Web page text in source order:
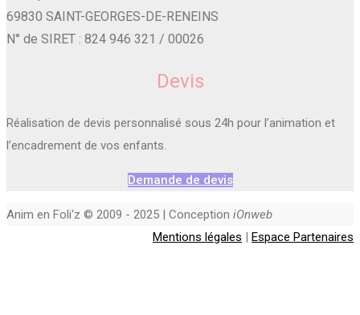
69830 SAINT-GEORGES-DE-RENEINS
N° de SIRET : 824 946 321 / 00026
Devis
Réalisation de devis personnalisé sous 24h pour l’animation et
l’encadrement de vos enfants.
Demande de devis
Anim en Foli'z © 2009 - 2025 | Conception iOnweb
Mentions légales | Espace Partenaires